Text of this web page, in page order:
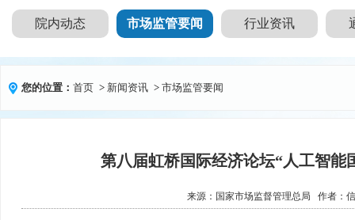
院内动态 市场监管要闻 行业资讯
您的位置： 首页 > 新闻资讯 > 市场监管要闻
第八届虹桥国际经济论坛“人工智能
来源： 国家市场监督管理总局 作者：